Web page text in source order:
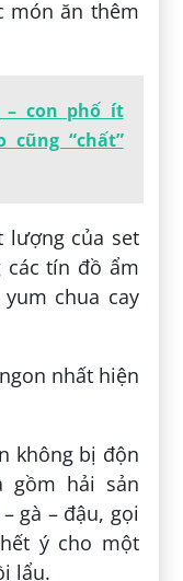
món ăn thêm
– con phố ít
“chất”
lượng của set
tín đồ ẩm
chua cay
không bị độn
gồm hải sản
gà – đậu, gọi
ý cho một
lẩu.